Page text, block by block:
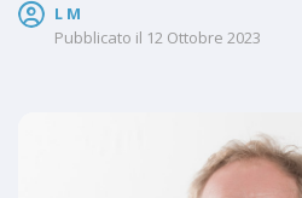
L M
Pubblicato il 12 Ottobre 2023